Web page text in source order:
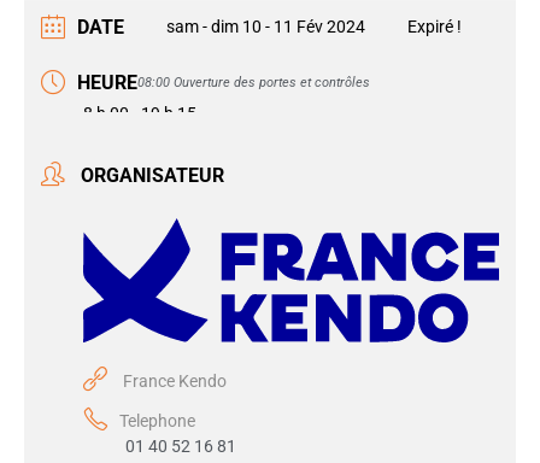
DATE sam - dim 10 - 11 Fév 2024 Expiré !
HEURE08:00 Ouverture des portes et contrôles
8 h 00 - 19 h 15
ORGANISATEUR
France Kendo
Telephone
01 40 52 16 81